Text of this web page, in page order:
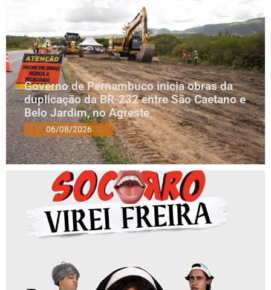
Governo de Pernambuco inicia obras da
duplicação da BR-232 entre São Caetano e
Belo Jardim, no Agreste
06/08/2026